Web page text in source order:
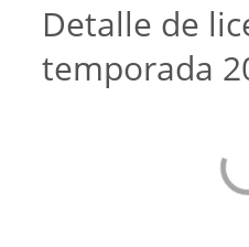
Detalle de
temporada